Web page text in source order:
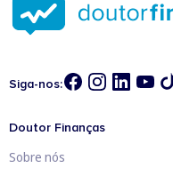
Siga-nos:
Doutor Finanças
Sobre nós